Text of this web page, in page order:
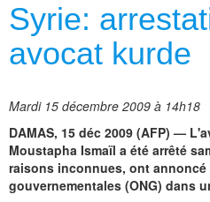
Syrie:
avocat kurde
Mardi 15 décembre 2009 à 14h18
DAMAS, 15 déc 2009 (AFP) —
Moustapha Ismaïl a été arrêté
raisons inconnues, ont
gouvernementales (ONG) dans